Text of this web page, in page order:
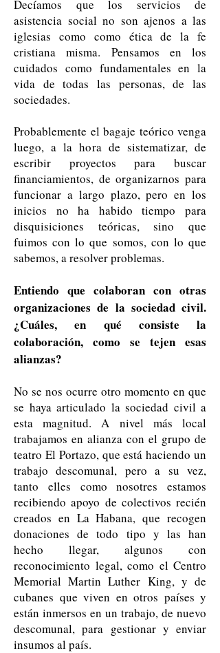
Decíamos que los servicios de
asistencia social no son ajenos a las
iglesias como como ética de la fe
cristiana misma. Pensamos en los
cuidados como fundamentales en la
vida de todas las personas, de las
sociedades.
Probablemente el bagaje teórico venga
luego, a la hora de sistematizar, de
escribir proyectos para buscar
financiamientos, de organizarnos para
funcionar a largo plazo, pero en los
inicios no ha habido tiempo para
disquisiciones teóricas, sino que
fuimos con lo que somos, con lo que
sabemos, a resolver problemas.
Entiendo que colaboran con otras
organizaciones de la sociedad civil.
¿Cuáles, en qué consiste la
colaboración, como se tejen esas
alianzas?
No se nos ocurre otro momento en que
se haya articulado la sociedad civil a
esta magnitud. A nivel más local
trabajamos en alianza con el grupo de
teatro El Portazo, que está haciendo un
trabajo descomunal, pero a su vez,
tanto elles como nosotres estamos
recibiendo apoyo de colectivos recién
creados en La Habana, que recogen
donaciones de todo tipo y las han
hecho llegar, algunos con
reconocimiento legal, como el Centro
Memorial Martin Luther King, y de
cubanes que viven en otros países y
están inmersos en un trabajo, de nuevo
descomunal, para gestionar y enviar
insumos al país.